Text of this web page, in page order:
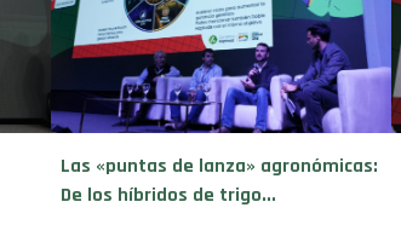
Las «puntas de lanza» agronómicas:
De los híbridos de trigo...